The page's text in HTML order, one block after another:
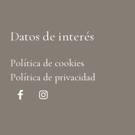
Datos de interés
Política de cookies
Política de privacidad